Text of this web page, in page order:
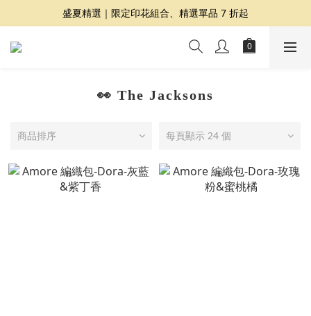
夏日提案 3 件再 8 折｜三種夏日風格一次收藏
盛夏精選｜限定印花組合、精選單品 7 折起
Dragon Diffusion 年度預購會展開｜7/30-8/30
👀 The Jacksons
商品排序 每頁顯示 24 個